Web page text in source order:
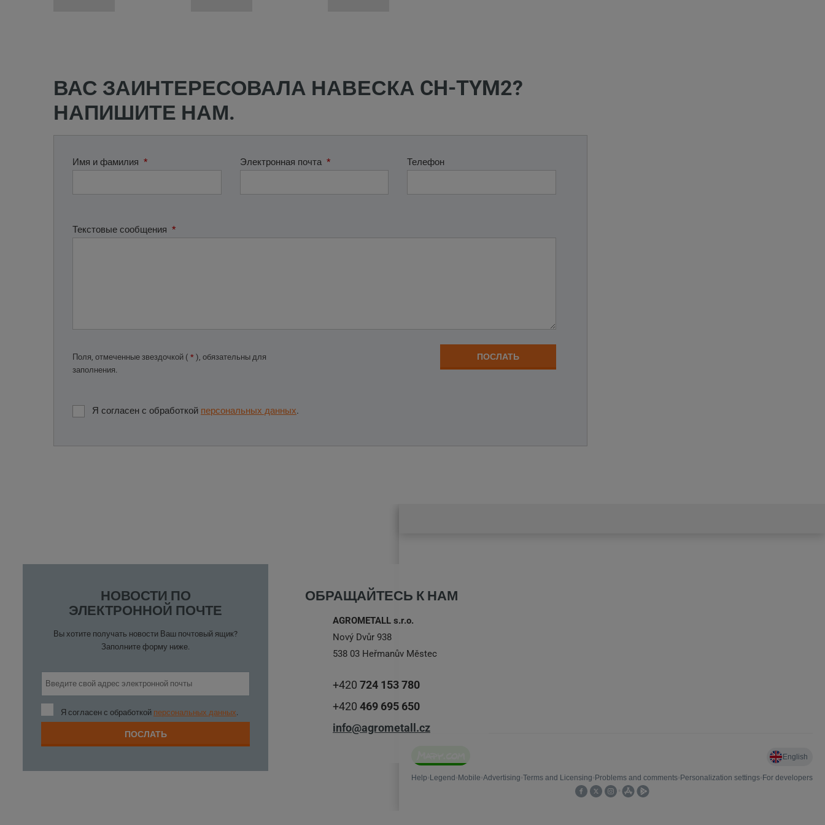
ВАС ЗАИНТЕРЕСОВАЛА НАВЕСКА CH-TYM2?
НАПИШИТЕ НАМ.
Имя и фамилия * Электронная почта * Телефон
Текстовые сообщения *
Поля, отмеченные звездочкой ( * ), обязательны для
заполнения.
ПОСЛАТЬ
обработкой
Я согласен с обработкой персональных данных.
НОВОСТИ ПО
ЭЛЕКТРОННОЙ ПОЧТЕ
Вы хотите получать новости Ваш почтовый ящик?
Заполните форму ниже
Я согласен с обработкой персональных данных
ПОСЛАТЬ
может быть
ОБРАЩАЙТЕСЬ К НАМ
AGROMETALL s.r.o.
Nový Dvůr 938
538 03 Heřmanův Městec
+420 724 153 780
+420 469 695 650
info@agrometall.cz